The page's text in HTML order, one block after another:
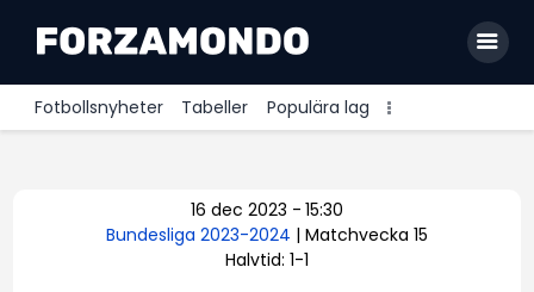
Fotbollsnyheter Tabeller Populära lag
Premier League
16 dec 2023 - 15:30
Bundesliga 2023-2024 | Matchvecka 15
Halvtid: 1-1